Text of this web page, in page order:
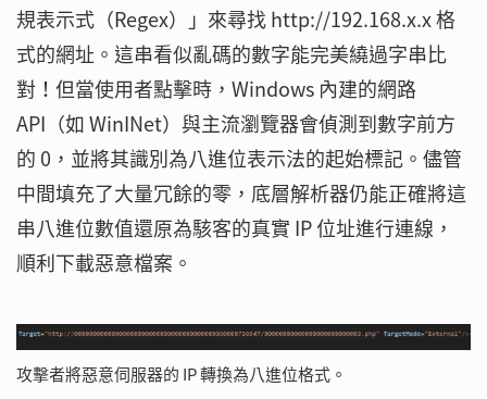
規表示式（Regex）」來尋找 http://192.168.x.x 格
式的網址。這串看似亂碼的數字能完美繞過字串比
對！但當使用者點擊時，Windows 內建的網路
API（如 WinINet）與主流瀏覽器會偵測到數字前方
的 0，並將其識別為八進位表示法的起始標記。儘管
中間填充了大量冗餘的零，底層解析器仍能正確將這
串八進位數值還原為駭客的真實 IP 位址進行連線，
順利下載惡意檔案。
攻擊者將惡意伺服器的 IP 轉換為八進位格式。